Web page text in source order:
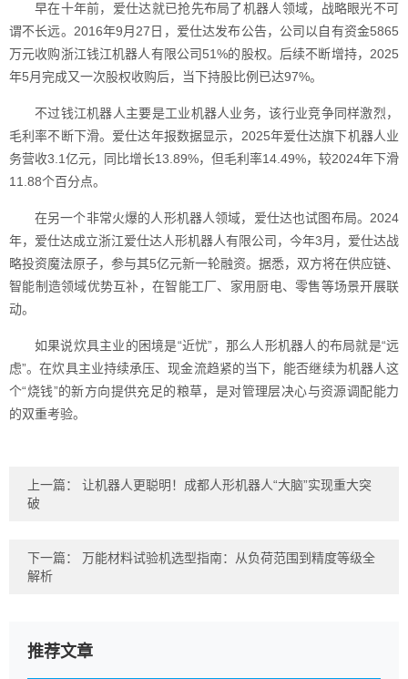
早在十年前，爱仕达就已抢先布局了机器人领域，战略眼光不可
谓不长远。2016年9月27日，爱仕达发布公告，公司以自有资金5865
万元收购浙江钱江机器人有限公司51%的股权。后续不断增持，2025
年5月完成又一次股权收购后，当下持股比例已达97%。
不过钱江机器人主要是工业机器人业务，该行业竞争同样激烈，
毛利率不断下滑。爱仕达年报数据显示，2025年爱仕达旗下机器人业
务营收3.1亿元，同比增长13.89%，但毛利率14.49%，较2024年下滑
11.88个百分点。
在另一个非常火爆的人形机器人领域，爱仕达也试图布局。2024
年，爱仕达成立浙江爱仕达人形机器人有限公司，今年3月，爱仕达战
略投资魔法原子，参与其5亿元新一轮融资。据悉，双方将在供应链、
智能制造领域优势互补，在智能工厂、家用厨电、零售等场景开展联
动。
如果说炊具主业的困境是“近忧”，那么人形机器人的布局就是“远
虑”。在炊具主业持续承压、现金流趋紧的当下，能否继续为机器人这
个“烧钱”的新方向提供充足的粮草，是对管理层决心与资源调配能力
的双重考验。
上一篇： 让机器人更聪明！成都人形机器人“大脑”实现重大突
破
下一篇： 万能材料试验机选型指南：从负荷范围到精度等级全
解析
推荐文章